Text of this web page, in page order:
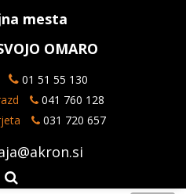
mesta
OMARO
01 51 55 130
041 760 128
031 720 657